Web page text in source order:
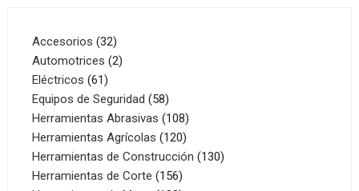
Accesorios 3232
productos
Automotrices 22
Eléctricos 6161
productos
Equipos de Seguridad 5858
productos
Herramientas Abrasivas 108108
productos
Herramientas Agrícolas 120120
productos
Herramientas de Construcción 130130
Herramientas de Corte 156156